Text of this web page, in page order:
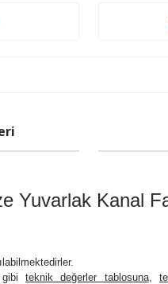
Yuvarlak Kanal
teknik değerler tablosuna,